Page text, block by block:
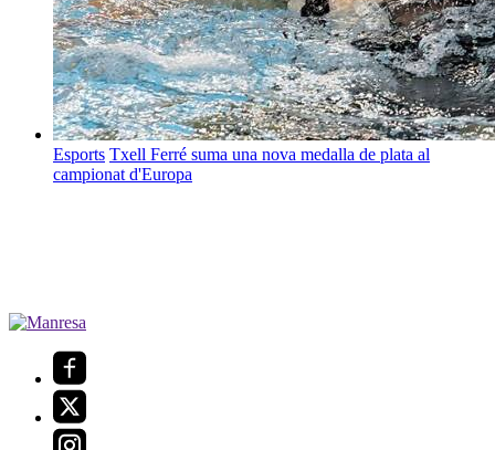
Esports Txell Ferré suma una nova medalla de plata al
campionat d'Europa